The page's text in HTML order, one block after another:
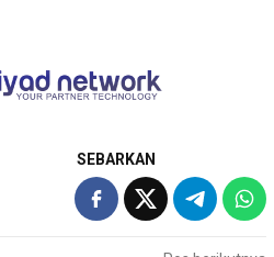
SEBARKAN